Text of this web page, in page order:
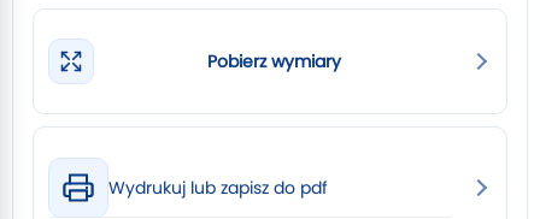
Pobierz wymiary
Wydrukuj lub zapisz do pdf